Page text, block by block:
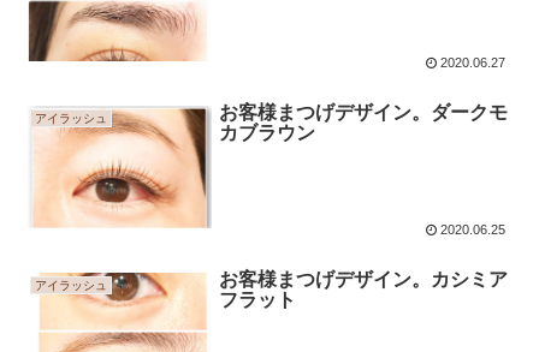
2020.06.27
アイラッシュ
お客様まつげデザイン。ダークモ
カブラウン
2020.06.25
アイラッシュ
お客様まつげデザイン。カシミア
フラット